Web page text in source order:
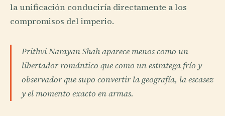
la unificación conduciría directamente a los
compromisos del imperio.
Prithvi Narayan Shah aparece menos como un
libertador romántico que como un estratega frío y
observador que supo convertir la geografía, la escasez
y el momento exacto en armas.